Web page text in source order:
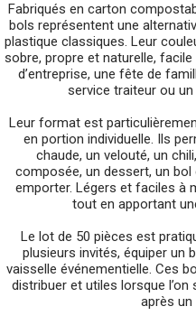
Fabriqués en carton
bols représentent une
plastique classiques. Leur
sobre, propre et naturelle,
d’entreprise, une fête de
service traiteur ou
Leur format est
en portion individuelle. Ils
chaude, un velouté, un
composée, un dessert, un
emporter. Légers et faciles à
tout en apportant
Le lot de 50 pièces est
plusieurs invités, équiper
vaisselle événementielle. Ces
distribuer et utiles lorsque
après un